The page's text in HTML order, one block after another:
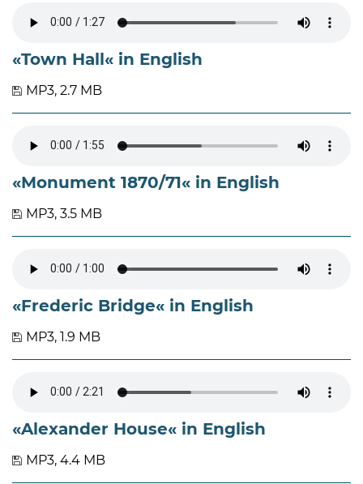
«Town Hall« in English
MP3, 2.7 MB
«Monument 1870/71« in English
MP3, 3.5 MB
«Frederic Bridge« in English
MP3, 1.9 MB
«Alexander House« in English
MP3, 4.4 MB